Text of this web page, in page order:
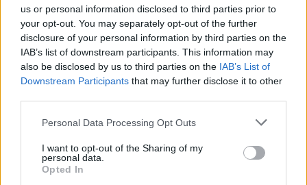
us or personal information disclosed to third parties prior to
your opt-out. You may separately opt-out of the further
disclosure of your personal information by third parties on the
IAB’s list of downstream participants. This information may
also be disclosed by us to third parties on the IAB’s List of
Downstream Participants that may further disclose it to other
Please note that this website/app uses one or more Google
not limited to your visit or usage behaviour. You may click to
grant or deny consent to Google and its third-party tags to
use your data for below specified purposes in below Google
Personal Data Processing Opt Outs
I want to opt-out of the Sharing of my
personal data.
Opted In
vásárolta meg. Ő maga Budapestre
költözött, és ott megalapította a Petőfi
Nyomdát. Egri nyomdájában készült az
Iklódy Győző szerkesztette Füllentő című
Heves Megyei Hirlap 1992. október 1. –
Hungaricana